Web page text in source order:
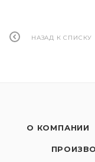
НАЗАД К СПИСКУ
О КОМПАНИИ